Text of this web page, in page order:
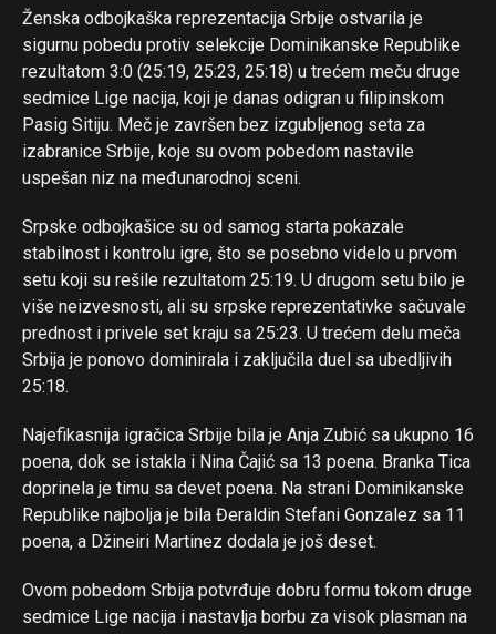
Ženska odbojkaška reprezentacija Srbije ostvarila je
sigurnu pobedu protiv selekcije Dominikanske Republike
rezultatom 3:0 (25:19, 25:23, 25:18) u trećem meču druge
sedmice Lige nacija, koji je danas odigran u filipinskom
Pasig Sitiju. Meč je završen bez izgubljenog seta za
izabranice Srbije, koje su ovom pobedom nastavile
uspešan niz na međunarodnoj sceni.
Srpske odbojkašice su od samog starta pokazale
stabilnost i kontrolu igre, što se posebno videlo u prvom
setu koji su rešile rezultatom 25:19. U drugom setu bilo je
više neizvesnosti, ali su srpske reprezentativke sačuvale
prednost i privele set kraju sa 25:23. U trećem delu meča
Srbija je ponovo dominirala i zaključila duel sa ubedljivih
25:18.
Najefikasnija igračica Srbije bila je Anja Zubić sa ukupno 16
poena, dok se istakla i Nina Čajić sa 13 poena. Branka Tica
doprinela je timu sa devet poena. Na strani Dominikanske
Republike najbolja je bila Đeraldin Stefani Gonzalez sa 11
poena, a Džineiri Martinez dodala je još deset.
Ovom pobedom Srbija potvrđuje dobru formu tokom druge
sedmice Lige nacija i nastavlja borbu za visok plasman na
Flipboard
Reddit
Pinterest
Whatsapp